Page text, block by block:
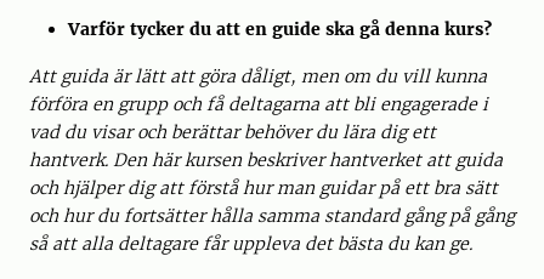
Varför tycker du att en guide ska gå denna kurs?
Att guida är lätt att göra dåligt, men om du vill kunna
förföra en grupp och få deltagarna att bli engagerade i
vad du visar och berättar behöver du lära dig ett
hantverk. Den här kursen beskriver hantverket att guida
och hjälper dig att förstå hur man guidar på ett bra sätt
och hur du fortsätter hålla samma standard gång på gång
så att alla deltagare får uppleva det bästa du kan ge.